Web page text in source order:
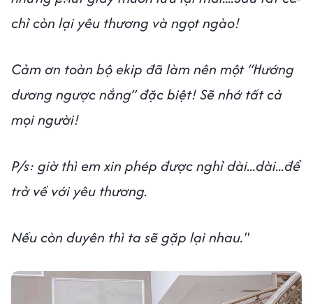
chỉ còn lại yêu thương và ngọt ngào!
Cảm ơn toàn bộ ekip đã làm nên một “Hướng
dương ngược nắng” đặc biệt! Sẽ nhớ tất cả
mọi người!
P/s: giờ thì em xin phép được nghỉ dài...dài...để
trở về với yêu thương.
Nếu còn duyên thì ta sẽ gặp lại nhau.''